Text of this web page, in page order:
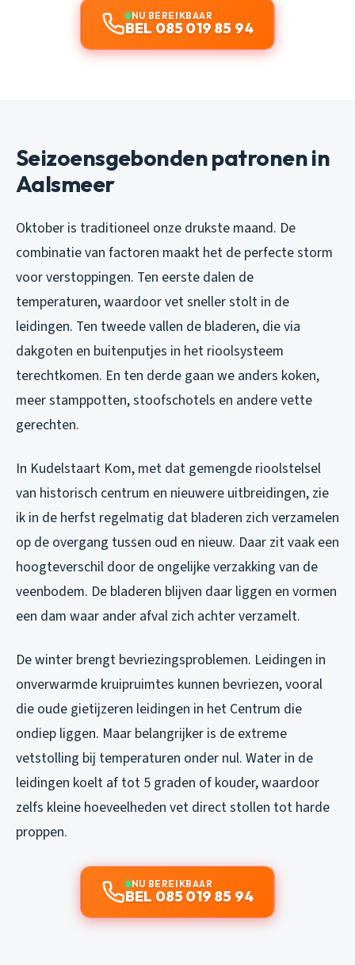
NU BEREIKBAAR
BEL 085 019 85 94
Seizoensgebonden patronen in
Aalsmeer
Oktober is traditioneel onze drukste maand. De
combinatie van factoren maakt het de perfecte storm
voor verstoppingen. Ten eerste dalen de
temperaturen, waardoor vet sneller stolt in de
leidingen. Ten tweede vallen de bladeren, die via
dakgoten en buitenputjes in het rioolsysteem
terechtkomen. En ten derde gaan we anders koken,
meer stamppotten, stoofschotels en andere vette
gerechten.
In Kudelstaart Kom, met dat gemengde rioolstelsel
van historisch centrum en nieuwere uitbreidingen, zie
ik in de herfst regelmatig dat bladeren zich verzamelen
op de overgang tussen oud en nieuw. Daar zit vaak een
hoogteverschil door de ongelijke verzakking van de
veenbodem. De bladeren blijven daar liggen en vormen
een dam waar ander afval zich achter verzamelt.
De winter brengt bevriezingsproblemen. Leidingen in
onverwarmde kruipruimtes kunnen bevriezen, vooral
die oude gietijzeren leidingen in het Centrum die
ondiep liggen. Maar belangrijker is de extreme
vetstolling bij temperaturen onder nul. Water in de
leidingen koelt af tot 5 graden of kouder, waardoor
zelfs kleine hoeveelheden vet direct stollen tot harde
proppen.
NU BEREIKBAAR
BEL 085 019 85 94